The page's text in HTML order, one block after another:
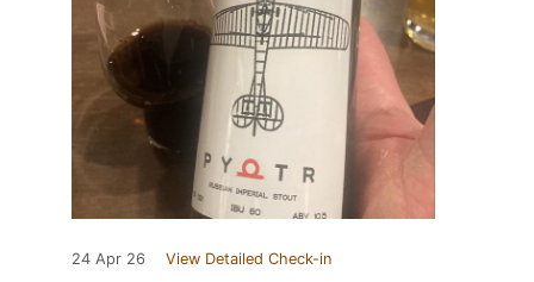
24 Apr 26 View Detailed Check-in